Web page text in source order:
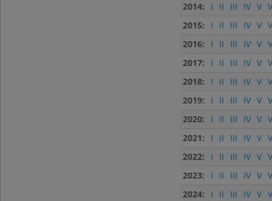
2014:
I II III IV V
2015:
I II III IV V
2016:
I II III IV V
2017:
I II III IV V
2018:
I II III IV V
2019:
I II III IV V
2020:
I II III IV V
2021:
I II III IV V
2022:
I II III IV V
2023:
I II III IV V
2024:
I II III IV V